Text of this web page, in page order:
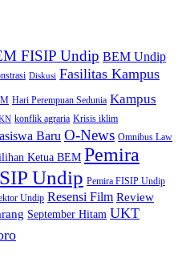
FISIP Undip BEM Undip
Diskusi Fasilitas Kampus
Hari Perempuan Sedunia Kampus
konflik agraria Krisis iklim
Baru O-News Omnibus Law
Ketua BEM Pemira
Undip Pemira FISIP Undip
Undip Resensi Film Review
September Hitam UKT